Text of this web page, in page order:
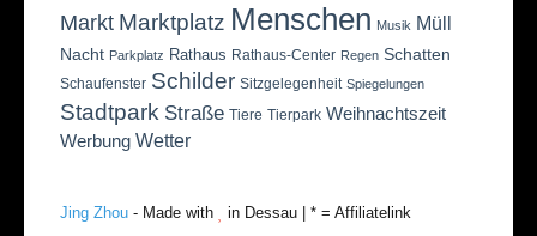
Markt Marktplatz Menschen Musik Müll
Nacht Parkplatz Rathaus Rathaus-Center Regen Schatten
Schaufenster Schilder Sitzgelegenheit Spiegelungen
Stadtpark Straße Tiere Tierpark Weihnachtszeit
Werbung Wetter
Jing Zhou - Made with
in Dessau | * = Affiliatelink